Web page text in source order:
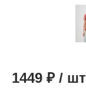
1449 ₽ / шт